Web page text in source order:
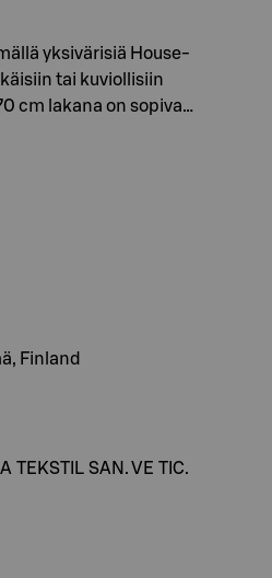
yksivärisiä House-
tai kuviollisiin
cm lakana on sopiva…
Finland
TEKSTIL SAN. VE TIC.